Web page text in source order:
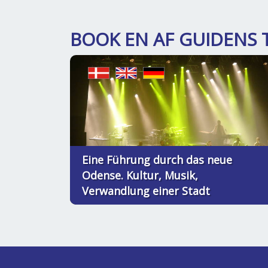
BOOK EN AF GUIDENS
Eine Führung durch das neue
Odense. Kultur, Musik,
Verwandlung einer Stadt